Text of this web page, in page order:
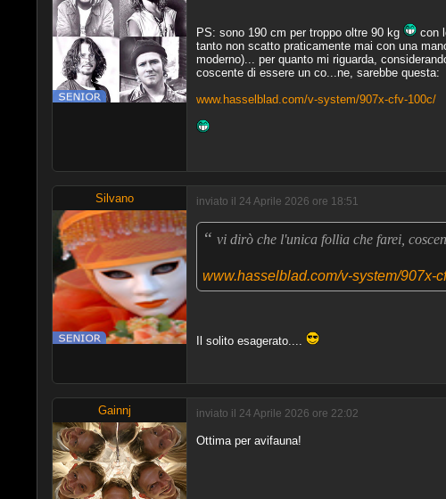
PS: sono 190 cm per troppo oltre 90 kg
con
tanto non scatto praticamente mai con una
moderno)... per quanto mi riguarda,
coscente di essere un co...ne, sarebbe questa:
www.hasselblad.com/v-system/907x-cfv-100c/
Silvano inviato il 24 Aprile 2026 ore 18:51
“ vi dirò che l'unica follia che farei,
www.hasselblad.com/v-system/907x-
Il solito esagerato....
Gainnj inviato il 24 Aprile 2026 ore 22:02
Ottima per avifauna!